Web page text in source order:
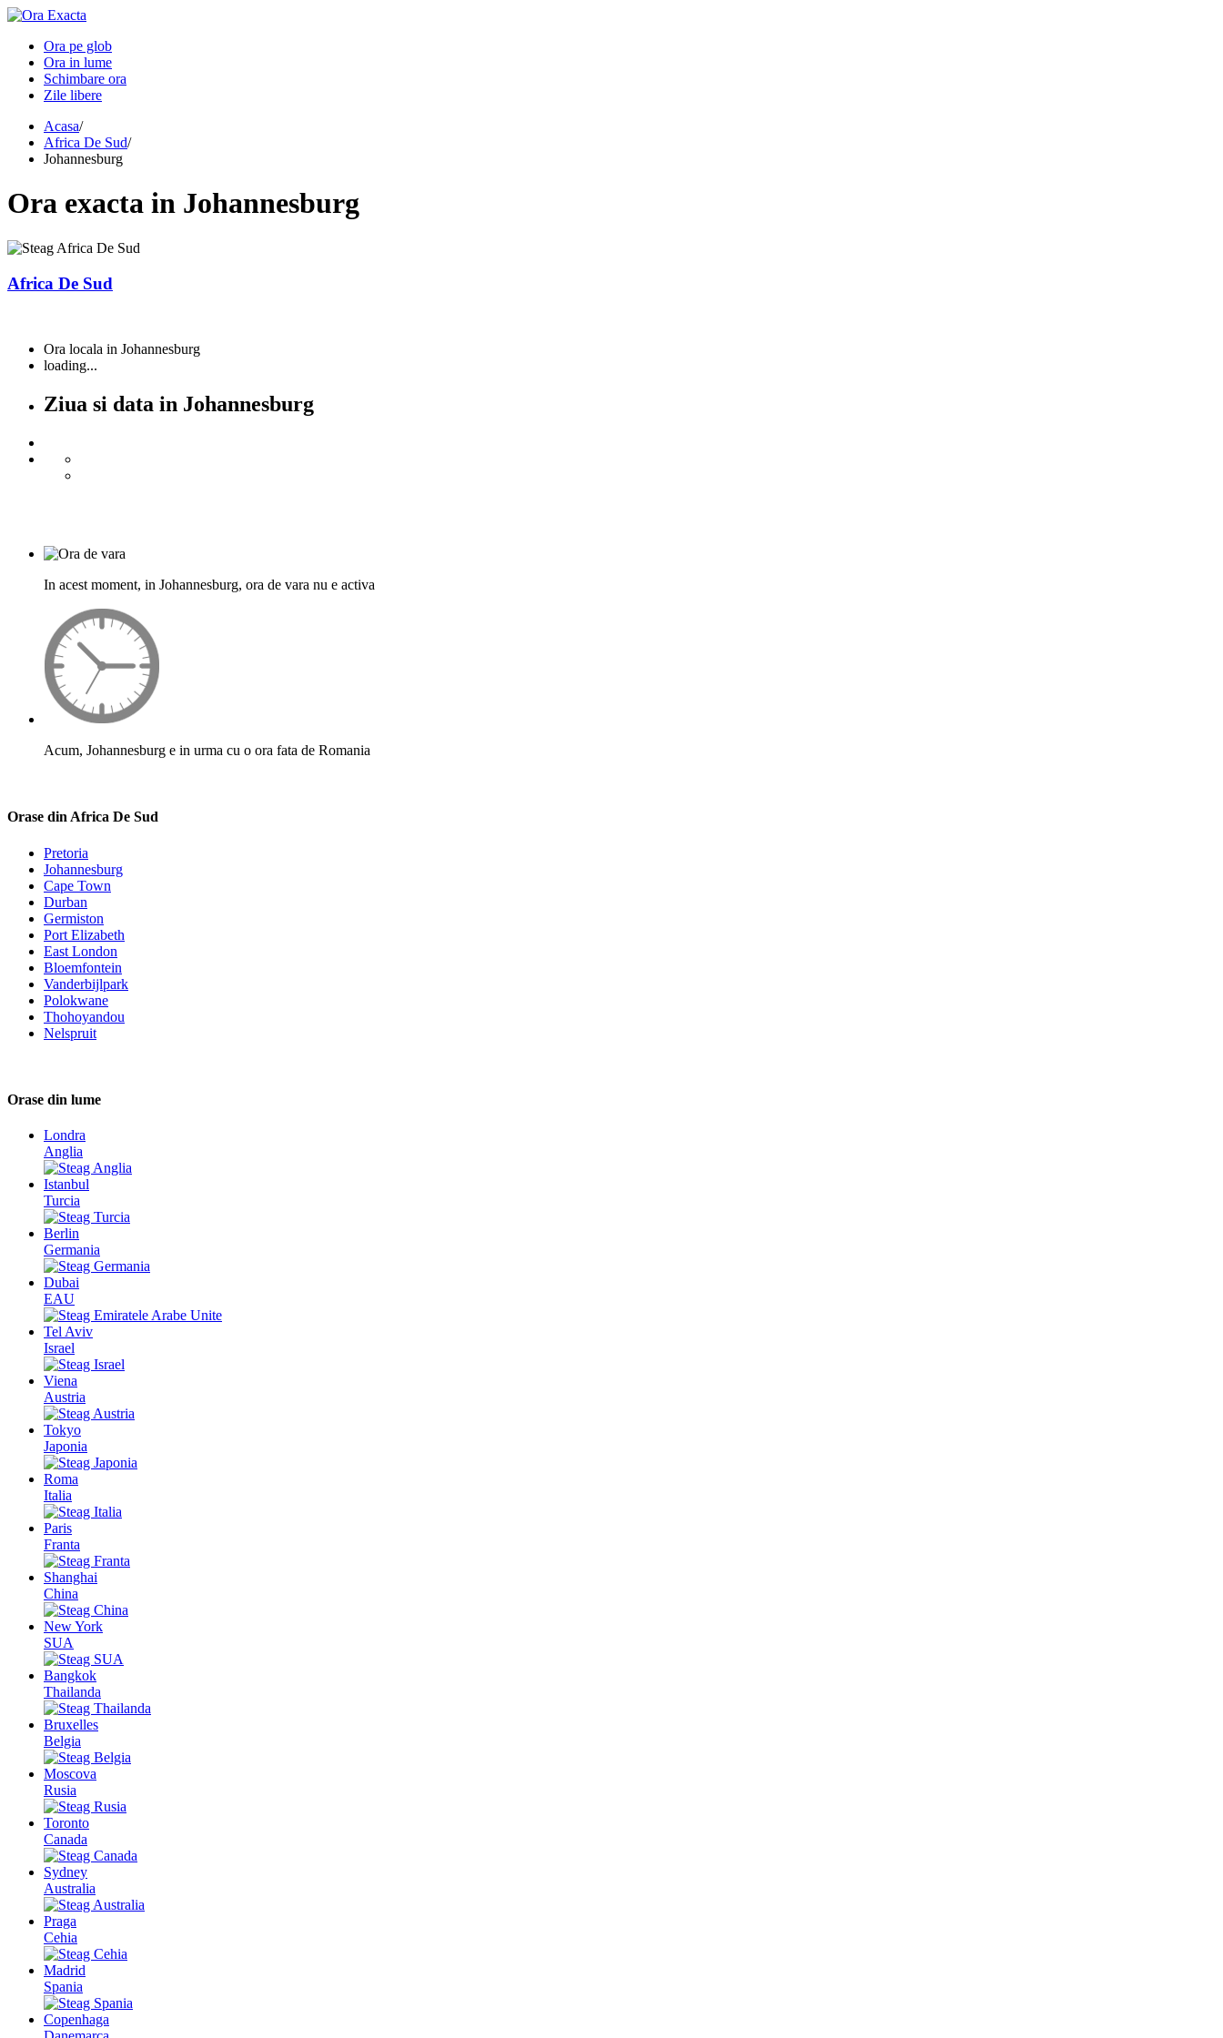
Ora pe glob
Ora in lume
Schimbare ora
Zile libere
Acasa/
Africa De Sud/
Johannesburg
Ora exacta in Johannesburg
Africa De Sud
Ora locala in Johannesburg
loading...
Ziua si data in Johannesburg
In acest moment, in Johannesburg, ora de vara nu e activa
Acum, Johannesburg e in urma cu o ora fata de Romania
Orase din Africa De Sud
Pretoria
Johannesburg
Cape Town
Durban
Germiston
Port Elizabeth
East London
Bloemfontein
Vanderbijlpark
Polokwane
Thohoyandou
Nelspruit
Orase din lume
Londra
Anglia
Istanbul
Turcia
Berlin
Germania
Dubai
EAU
Tel Aviv
Israel
Viena
Austria
Tokyo
Japonia
Roma
Italia
Paris
Franta
Shanghai
China
New York
SUA
Bangkok
Thailanda
Bruxelles
Belgia
Moscova
Rusia
Toronto
Canada
Sydney
Australia
Praga
Cehia
Madrid
Spania
Copenhaga